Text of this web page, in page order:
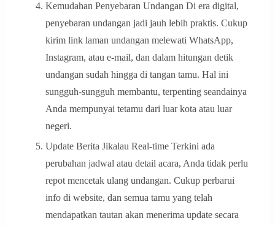
Kemudahan Penyebaran Undangan Di era digital,
penyebaran undangan jadi jauh lebih praktis. Cukup
kirim link laman undangan melewati WhatsApp,
Instagram, atau e-mail, dan dalam hitungan detik
undangan sudah hingga di tangan tamu. Hal ini
sungguh-sungguh membantu, terpenting seandainya
Anda mempunyai tetamu dari luar kota atau luar
negeri.
Update Berita Jikalau Real-time Terkini ada
perubahan jadwal atau detail acara, Anda tidak perlu
repot mencetak ulang undangan. Cukup perbarui
info di website, dan semua tamu yang telah
mendapatkan tautan akan menerima update secara